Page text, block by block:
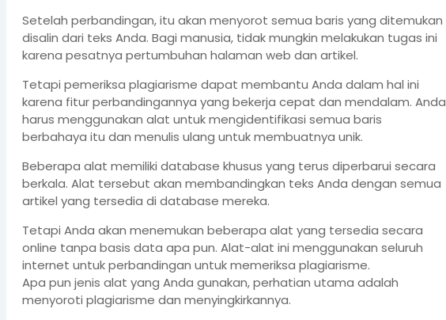
Setelah perbandingan, itu akan menyorot semua baris yang ditemukan
disalin dari teks Anda. Bagi manusia, tidak mungkin melakukan tugas ini
karena pesatnya pertumbuhan halaman web dan artikel.
Tetapi pemeriksa plagiarisme dapat membantu Anda dalam hal ini
karena fitur perbandingannya yang bekerja cepat dan mendalam. Anda
harus menggunakan alat untuk mengidentifikasi semua baris
berbahaya itu dan menulis ulang untuk membuatnya unik.
Beberapa alat memiliki database khusus yang terus diperbarui secara
berkala. Alat tersebut akan membandingkan teks Anda dengan semua
artikel yang tersedia di database mereka.
Tetapi Anda akan menemukan beberapa alat yang tersedia secara
online tanpa basis data apa pun. Alat-alat ini menggunakan seluruh
internet untuk perbandingan untuk memeriksa plagiarisme.
Apa pun jenis alat yang Anda gunakan, perhatian utama adalah
menyoroti plagiarisme dan menyingkirkannya.